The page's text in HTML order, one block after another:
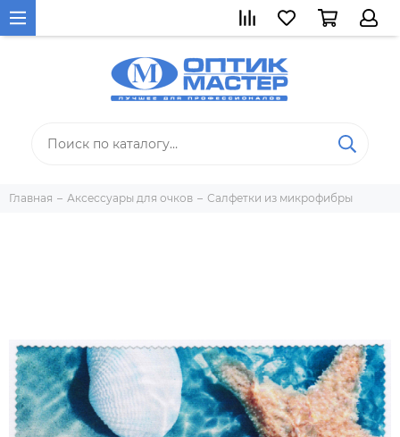
Главная Аксессуары для очков Салфетки из микрофибры